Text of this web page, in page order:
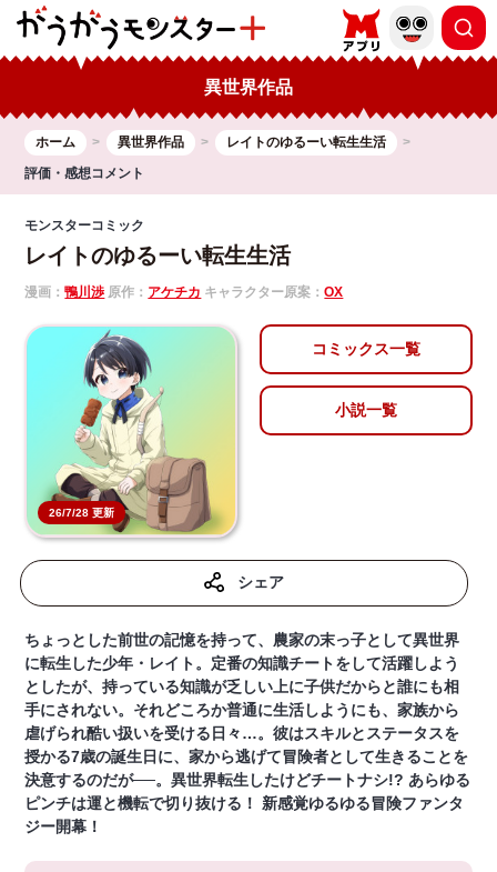
異世界作品
ホーム 異世界作品
レイトのゆるーい転生生活
評価・感想コメント
モンスターコミック
レイトのゆるーい転生生活
漫画：鴨川渉 原作： アケチカ キャラクター原案：OX
26/7/28 更新
コミックス一覧
小説一覧
シェア
ちょっとした前世の記憶を持って、農家の末っ子として異世界
に転生した少年・レイト。定番の知識チートをして活躍しよう
としたが、持っている知識が乏しい上に子供だからと誰にも相
手にされない。それどころか普通に生活しようにも、家族から
虐げられ酷い扱いを受ける日々…。彼はスキルとステータスを
授かる7歳の誕生日に、家から逃げて冒険者として生きることを
決意するのだが──。異世界転生したけどチートナシ!? あらゆる
ピンチは運と機転で切り抜ける！ 新感覚ゆるゆる冒険ファンタ
ジー開幕！